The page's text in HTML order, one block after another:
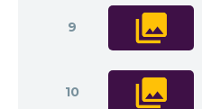
9
10